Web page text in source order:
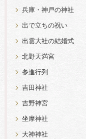
兵庫・神戸の神社
出で立ちの祝い
出雲大社の結婚式
北野天満宮
参進行列
吉田神社
吉野神宮
坐摩神社
大神神社